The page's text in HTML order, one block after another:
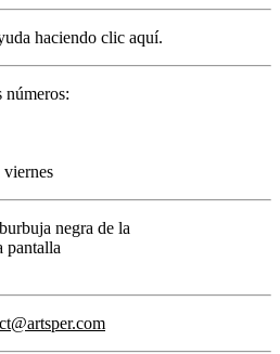
haciendo clic aquí.
números:
negra de la
pantalla